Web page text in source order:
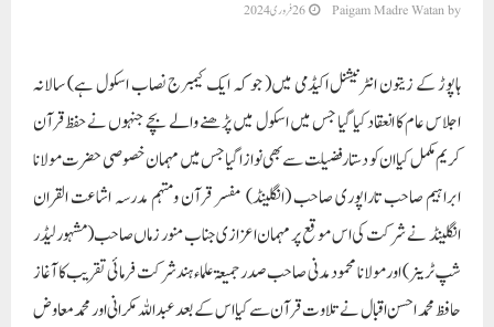
by
Paigam Madre Watan 26 فروری 2024
ہاپوڑ کے زیتون انٹرنیشنل اکیڈمی میں( جو کہ ایک کیمبرج نصاب اسکول ہے) سالانہ
اجلاس عام کا انعقاد کیا گیا جس میں اسکول میں پڑھنے والے بچے جنہوں نے حفظ قرآن
کریم مکمل کیا ان کو دستار فضیلت سے بھی نوازا گیا جس میں مہمان خصوصی حضرت مولانا
ابراہیم صاحب تاراپوری صاحب (انگلینڈ) مفسر قرآن ومہتمم مدرسہ اشاعت القران
انگلینڈ نے شرکت کی اس موقع پر مہمان اعزازی جناب منور زماں صاحب(مشہور لیڈر
شپ ٹرینر) اور مولانا محمود مدنی صاحب صدر جمیعۃ علماء ہند شرکت فرمائی تقریب کا آغاز
حافظ محمد احسن اقبال نے تلاوت قرآن سے کیا اس کے بعد عبداللہ مکرانی اور محمد معاوض